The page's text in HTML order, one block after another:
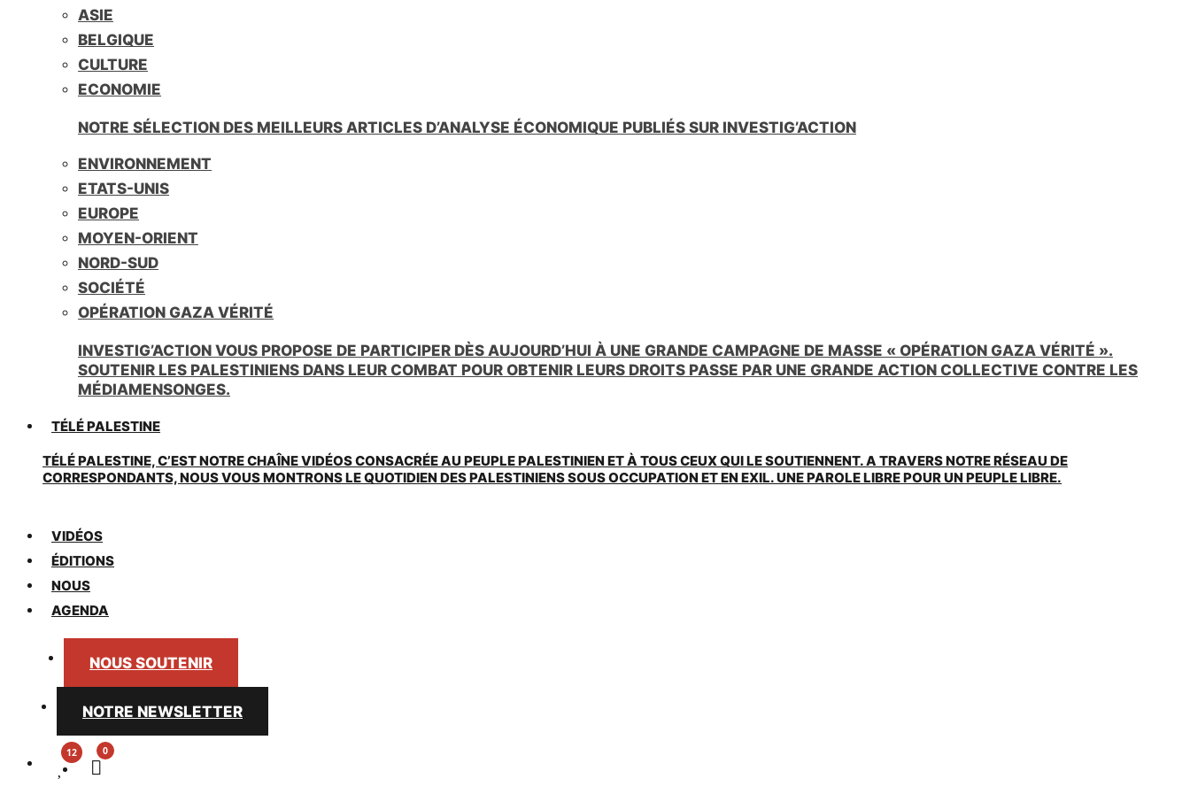
ASIE
BELGIQUE
CULTURE
ECONOMIE
NOTRE SÉLECTION DES MEILLEURS ARTICLES D’ANALYSE ÉCONOMIQUE PUBLIÉS SUR INVESTIG’ACTION
ENVIRONNEMENT
ETATS-UNIS
EUROPE
MOYEN-ORIENT
NORD-SUD
SOCIÉTÉ
OPÉRATION GAZA VÉRITÉ
INVESTIG’ACTION VOUS PROPOSE DE PARTICIPER DÈS AUJOURD’HUI À UNE GRANDE CAMPAGNE DE MASSE « OPÉRATION GAZA VÉRITÉ ».
SOUTENIR LES PALESTINIENS DANS LEUR COMBAT POUR OBTENIR LEURS DROITS PASSE PAR UNE GRANDE ACTION COLLECTIVE CONTRE LES
MÉDIAMENSONGES.
TÉLÉ PALESTINE
TÉLÉ PALESTINE, C’EST NOTRE CHAÎNE VIDÉOS CONSACRÉE AU PEUPLE PALESTINIEN ET À TOUS CEUX QUI LE SOUTIENNENT. A TRAVERS NOTRE RÉSEAU DE
CORRESPONDANTS, NOUS VOUS MONTRONS LE QUOTIDIEN DES PALESTINIENS SOUS OCCUPATION ET EN EXIL. UNE PAROLE LIBRE POUR UN PEUPLE LIBRE.
VIDÉOS
ÉDITIONS
NOUS
AGENDA
NOUS SOUTENIR
NOTRE NEWSLETTER
0